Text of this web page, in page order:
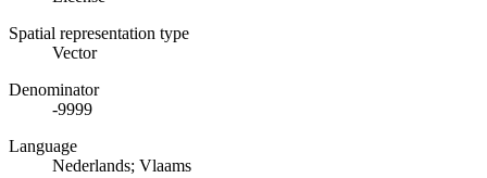
Spatial representation type
Vector
Denominator
-9999
Language
Nederlands; Vlaams